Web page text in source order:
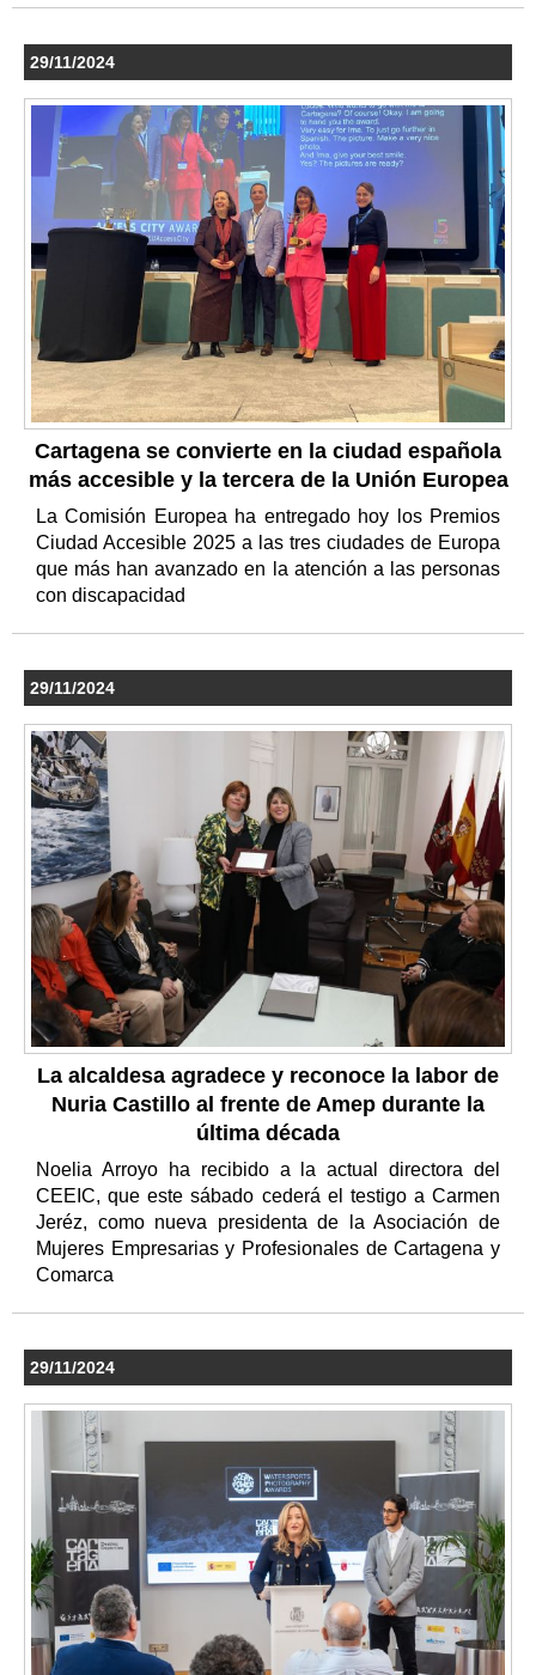
29/11/2024
Cartagena se convierte en la ciudad española
más accesible y la tercera de la Unión Europea
La Comisión Europea ha entregado hoy los Premios
Ciudad Accesible 2025 a las tres ciudades de Europa
que más han avanzado en la atención a las personas
con discapacidad
29/11/2024
La alcaldesa agradece y reconoce la labor de
Nuria Castillo al frente de Amep durante la
última década
Noelia Arroyo ha recibido a la actual directora del
CEEIC, que este sábado cederá el testigo a Carmen
Jeréz, como nueva presidenta de la Asociación de
Mujeres Empresarias y Profesionales de Cartagena y
Comarca
29/11/2024